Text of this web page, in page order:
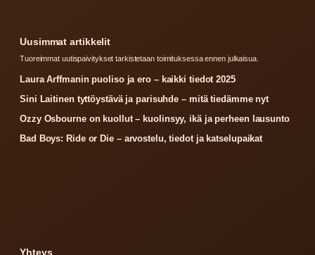
Uusimmat artikkelit
Tuoreimmat uutispaivitykset tarkistetaan toimituksessa ennen julkaisua.
Laura Arffmanin puoliso ja ero – kaikki tiedot 2025
Sini Laitinen tyttöystävä ja parisuhde – mitä tiedämme nyt
Ozzy Osbourne on kuollut – kuolinsyy, ikä ja perheen lausunto
Bad Boys: Ride or Die – arvostelu, tiedot ja katselupaikat
Yhteys